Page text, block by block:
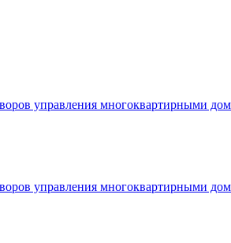
управления многоквартирными
управления многоквартирными